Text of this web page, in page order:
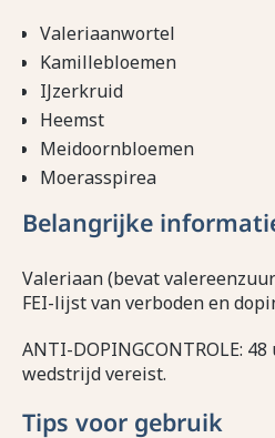
Valeriaanwortel
Kamillebloemen
IJzerkruid
Heemst
Meidoornbloemen
Moerasspirea
Belangrijke
Valeriaan (bevat
FEI-lijst van verboden en
ANTI-DOPINGCONTROLE:
wedstrijd vereist.
Tips voor gebruik